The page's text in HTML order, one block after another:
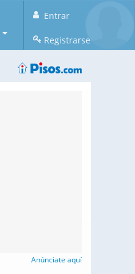
Entrar
Registrarse
Anúnciate aquí